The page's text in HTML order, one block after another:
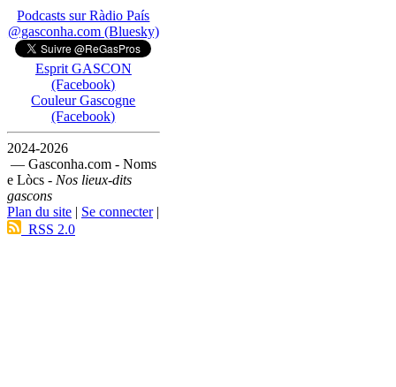
Podcasts sur Ràdio País
@gasconha.com (Bluesky)
Esprit GASCON
(Facebook)
Couleur Gascogne
(Facebook)
2024-2026
— Gasconha.com - Noms
e Lòcs - Nos lieux-dits
gascons
Plan du site | Se connecter|
RSS 2.0